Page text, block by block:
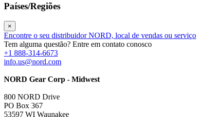
Países/Regiões
×
Encontre o seu distribuidor NORD, local de vendas ou serviço
Tem alguma questão? Entre em contato conosco
+1 888-314-6673
info.us@nord.com
NORD Gear Corp - Midwest
800 NORD Drive
PO Box 367
53597 WI Waunakee